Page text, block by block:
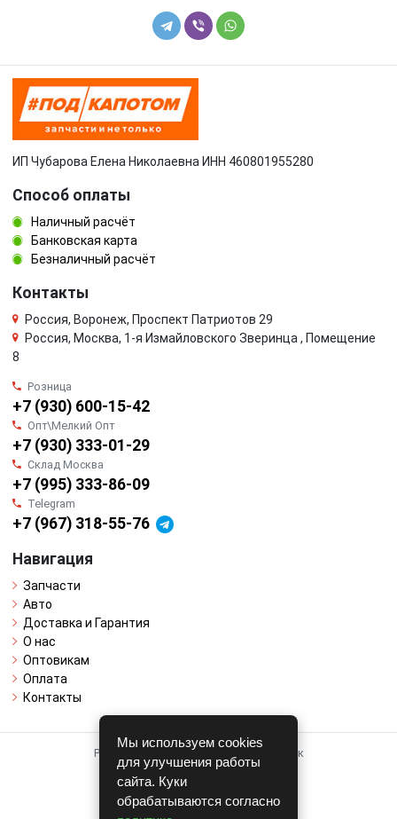
ИП Чубарова Елена Николаевна ИНН 460801955280
Способ оплаты
Наличный расчёт
Банковская карта
Безналичный расчёт
Контакты
Россия, Воронеж, Проспект Патриотов 29
Россия, Москва, 1-я Измайловского Зверинца , Помещение
8
Розница
+7 (930) 600-15-42
Опт\Мелкий Опт
+7 (930) 333-01-29
Склад Москва
+7 (995) 333-86-09
Telegram
+7 (967) 318-55-76
Навигация
Запчасти
Авто
Доставка и Гарантия
О нас
Оптовикам
Оплата
Контакты
Работает на системе для авторазборок
CARRO.БИЗНЕС
Полная версия
Мы используем cookies
для улучшения работы
сайта. Куки
обрабатываются согласно